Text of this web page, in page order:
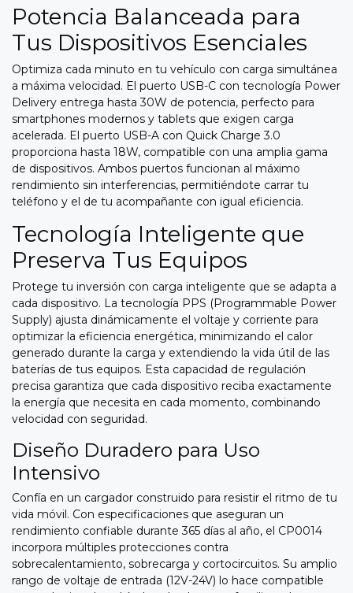
Potencia Balanceada para
Tus Dispositivos Esenciales
Optimiza cada minuto en tu vehículo con carga simultánea
a máxima velocidad. El puerto USB-C con tecnología Power
Delivery entrega hasta 30W de potencia, perfecto para
smartphones modernos y tablets que exigen carga
acelerada. El puerto USB-A con Quick Charge 3.0
proporciona hasta 18W, compatible con una amplia gama
de dispositivos. Ambos puertos funcionan al máximo
rendimiento sin interferencias, permitiéndote carrar tu
teléfono y el de tu acompañante con igual eficiencia.
Tecnología Inteligente que
Preserva Tus Equipos
Protege tu inversión con carga inteligente que se adapta a
cada dispositivo. La tecnología PPS (Programmable Power
Supply) ajusta dinámicamente el voltaje y corriente para
optimizar la eficiencia energética, minimizando el calor
generado durante la carga y extendiendo la vida útil de las
baterías de tus equipos. Esta capacidad de regulación
precisa garantiza que cada dispositivo reciba exactamente
la energía que necesita en cada momento, combinando
velocidad con seguridad.
Diseño Duradero para Uso
Intensivo
Confía en un cargador construido para resistir el ritmo de tu
vida móvil. Con especificaciones que aseguran un
rendimiento confiable durante 365 días al año, el CP0014
incorpora múltiples protecciones contra
sobrecalentamiento, sobrecarga y cortocircuitos. Su amplio
rango de voltaje de entrada (12V-24V) lo hace compatible